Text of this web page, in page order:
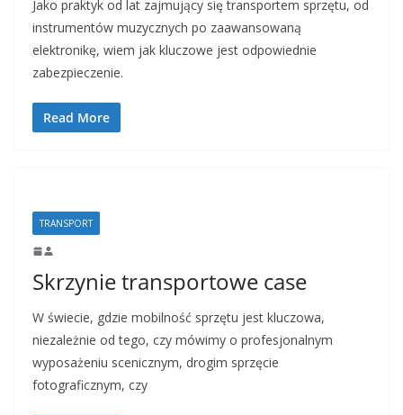
Jako praktyk od lat zajmujący się transportem sprzętu, od
instrumentów muzycznych po zaawansowaną
elektronikę, wiem jak kluczowe jest odpowiednie
zabezpieczenie.
Read More
TRANSPORT
Skrzynie transportowe case
W świecie, gdzie mobilność sprzętu jest kluczowa,
niezależnie od tego, czy mówimy o profesjonalnym
wyposażeniu scenicznym, drogim sprzęcie
fotograficznym, czy